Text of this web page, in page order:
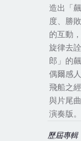
造出「
度、勝
的互動
旋律去
郎」的
偶爾感
飛船之
與片尾曲
演奏版。
歷屆專輯